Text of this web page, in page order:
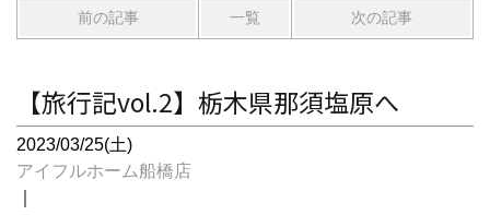
前の記事 一覧 次の記事
【旅行記vol.2】栃木県那須塩原へ
2023/03/25(土)
アイフルホーム船橋店